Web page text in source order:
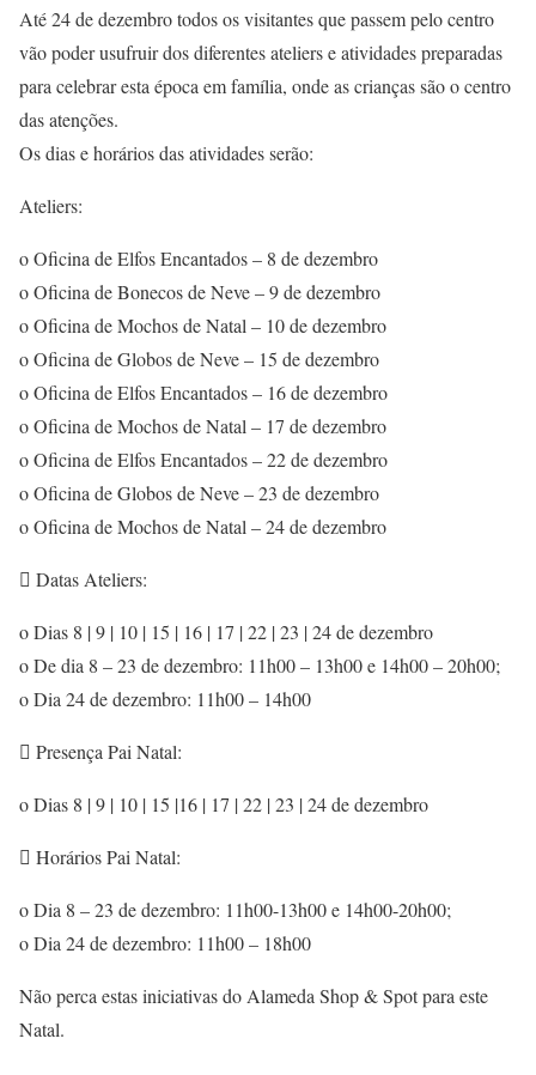
Até 24 de dezembro todos os visitantes que passem pelo centro
vão poder usufruir dos diferentes ateliers e atividades preparadas
para celebrar esta época em família, onde as crianças são o centro
das atenções.
Os dias e horários das atividades serão:
Ateliers:
o Oficina de Elfos Encantados – 8 de dezembro
o Oficina de Bonecos de Neve – 9 de dezembro
o Oficina de Mochos de Natal – 10 de dezembro
o Oficina de Globos de Neve – 15 de dezembro
o Oficina de Elfos Encantados – 16 de dezembro
o Oficina de Mochos de Natal – 17 de dezembro
o Oficina de Elfos Encantados – 22 de dezembro
o Oficina de Globos de Neve – 23 de dezembro
o Oficina de Mochos de Natal – 24 de dezembro
 Datas Ateliers:
o Dias 8 | 9 | 10 | 15 | 16 | 17 | 22 | 23 | 24 de dezembro
o De dia 8 – 23 de dezembro: 11h00 – 13h00 e 14h00 – 20h00;
o Dia 24 de dezembro: 11h00 – 14h00
 Presença Pai Natal:
o Dias 8 | 9 | 10 | 15 |16 | 17 | 22 | 23 | 24 de dezembro
 Horários Pai Natal:
o Dia 8 – 23 de dezembro: 11h00-13h00 e 14h00-20h00;
o Dia 24 de dezembro: 11h00 – 18h00
Não perca estas iniciativas do Alameda Shop & Spot para este
Natal.